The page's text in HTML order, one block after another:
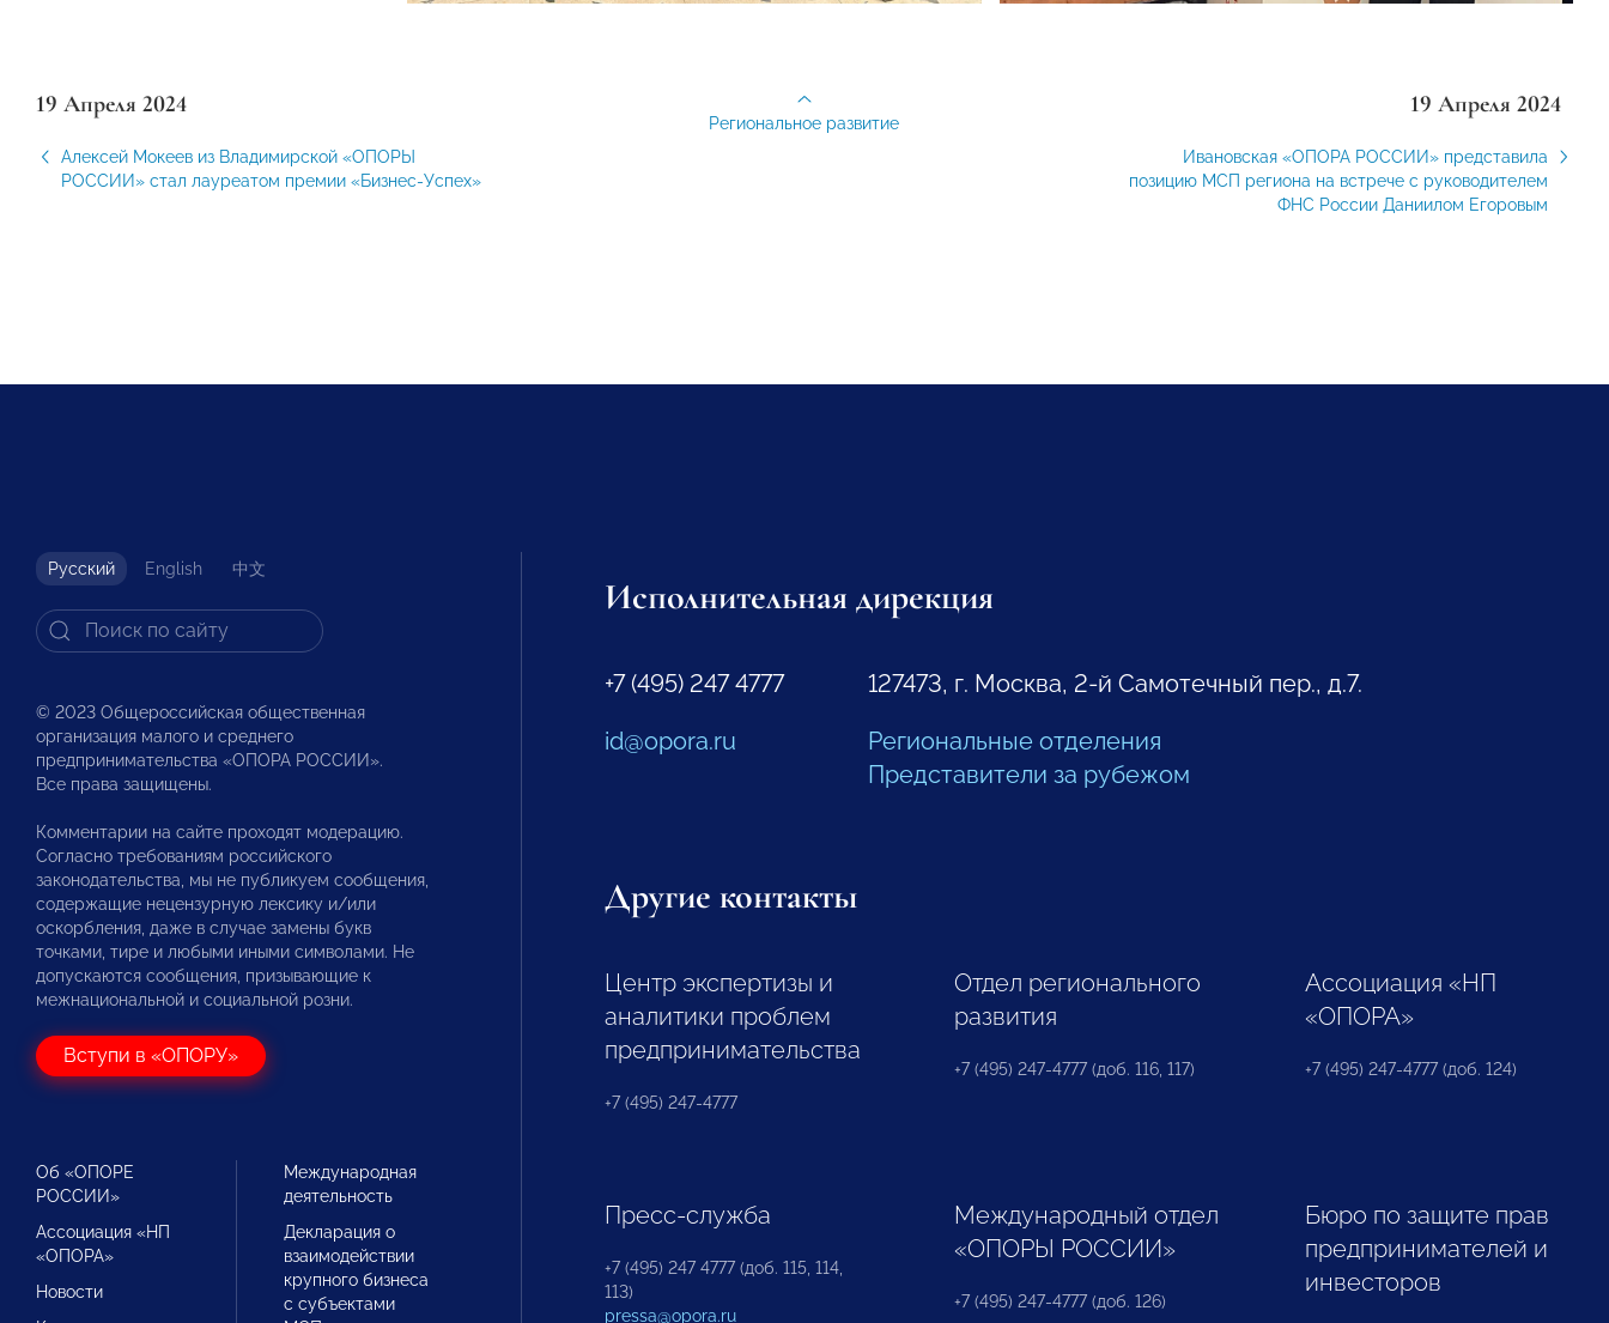
19 Апреля 2024
Алексей Мокеев из Владимирской «ОПОРЫ
РОССИИ» стал лауреатом премии «Бизнес-Успех»
19 Апреля 2024
Ивановская «ОПОРА РОССИИ» представила
позицию МСП региона на встрече с руководителем
ФНС России Даниилом Егоровым
Региональное развитие
Русский English 中文
© 2023 Общероссийская общественная
организация малого и среднего
предпринимательства «ОПОРА РОССИИ».
Все права защищены.
Комментарии на сайте проходят модерацию.
Согласно требованиям российского
законодательства, мы не публикуем сообщения,
содержащие нецензурную лексику и/или
оскорбления, даже в случае замены букв
точками, тире и любыми иными символами. Не
допускаются сообщения, призывающие к
межнациональной и социальной розни.
Вступи в «ОПОРУ»
Об «ОПОРЕ
РОССИИ»
Ассоциация «НП
«ОПОРА»
Новости
Международная
деятельность
Декларация о
взаимодействии
крупного бизнеса
с субъектами
Исполнительная дирекция
+7 (495) 247 4777
id@opora.ru
127473, г. Москва, 2-й Самотечный пер., д.7.
Региональные отделения
Представители за рубежом
Другие контакты
Центр экспертизы и
аналитики проблем
предпринимательства
+7 (495) 247-4777
Отдел регионального
развития
+7 (495) 247-4777 (доб. 116, 117)
Ассоциация «НП
«ОПОРА»
+7 (495) 247-4777 (доб. 124)
Пресс-служба
+7 (495) 247 4777 (доб. 115, 114,
113)
pressa@opora.ru
Международный отдел
«ОПОРЫ РОССИИ»
+7 (495) 247-4777 (доб. 126)
Бюро по защите прав
предпринимателей и
инвесторов